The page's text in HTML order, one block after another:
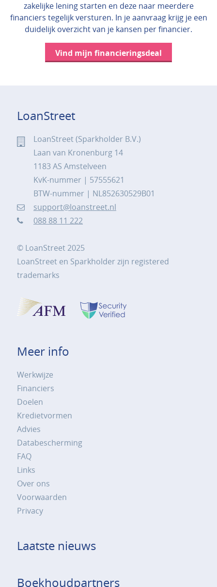
zakelijke lening starten en deze naar meerdere
financiers tegelijk versturen. In je aanvraag krijg je een
duidelijk overzicht van je kansen per financier.
Vind mijn financieringsdeal
LoanStreet
LoanStreet (Sparkholder B.V.)
Laan van Kronenburg 14
1183 AS Amstelveen
KvK-nummer | 57555621
BTW-nummer | NL852630529B01
support@loanstreet.nl
088 88 11 222
© LoanStreet 2025
LoanStreet en Sparkholder zijn registered
trademarks
Meer info
Werkwijze
Financiers
Doelen
Kredietvormen
Advies
Databescherming
FAQ
Links
Over ons
Voorwaarden
Privacy
Laatste nieuws
Boekhoudpartners